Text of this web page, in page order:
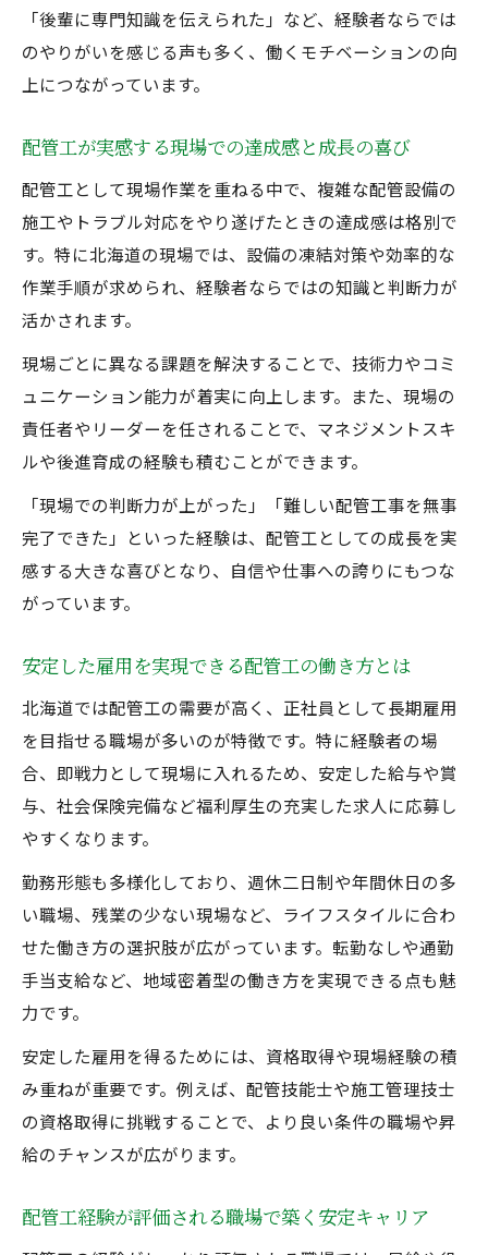
「後輩に専門知識を伝えられた」など、経験者ならでは
のやりがいを感じる声も多く、働くモチベーションの向
上につながっています。
配管工が実感する現場での達成感と成長の喜び
配管工として現場作業を重ねる中で、複雑な配管設備の
施工やトラブル対応をやり遂げたときの達成感は格別で
す。特に北海道の現場では、設備の凍結対策や効率的な
作業手順が求められ、経験者ならではの知識と判断力が
活かされます。
現場ごとに異なる課題を解決することで、技術力やコミ
ュニケーション能力が着実に向上します。また、現場の
責任者やリーダーを任されることで、マネジメントスキ
ルや後進育成の経験も積むことができます。
「現場での判断力が上がった」「難しい配管工事を無事
完了できた」といった経験は、配管工としての成長を実
感する大きな喜びとなり、自信や仕事への誇りにもつな
がっています。
安定した雇用を実現できる配管工の働き方とは
北海道では配管工の需要が高く、正社員として長期雇用
を目指せる職場が多いのが特徴です。特に経験者の場
合、即戦力として現場に入れるため、安定した給与や賞
与、社会保険完備など福利厚生の充実した求人に応募し
やすくなります。
勤務形態も多様化しており、週休二日制や年間休日の多
い職場、残業の少ない現場など、ライフスタイルに合わ
せた働き方の選択肢が広がっています。転勤なしや通勤
手当支給など、地域密着型の働き方を実現できる点も魅
力です。
安定した雇用を得るためには、資格取得や現場経験の積
み重ねが重要です。例えば、配管技能士や施工管理技士
の資格取得に挑戦することで、より良い条件の職場や昇
給のチャンスが広がります。
配管工経験が評価される職場で築く安定キャリア